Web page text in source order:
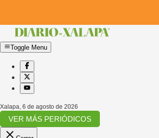
Toggle Menu
Xalapa, 6 de agosto de 2026
VER MÁS PERIÓDICOS